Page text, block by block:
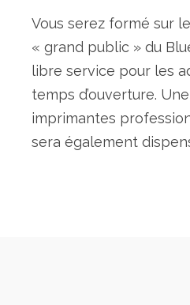
Vous serez formé sur
« grand public » du
libre service pour les
temps d’ouverture.
imprimantes
sera également